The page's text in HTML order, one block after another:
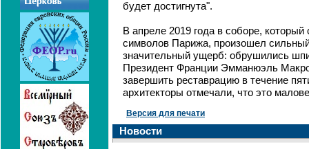
будет достигнута".
В апреле 2019 года в соборе, который
символов Парижа, произошел
значительный ущерб: обрушились
Президент Франции Эмманюэль
завершить реставрацию в течение
архитекторы отмечали, что это
Версия для печати
Новости